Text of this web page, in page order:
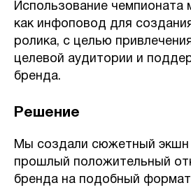
Использование чемпионата
как инфоповод для
ролика, с целью
целевой аудитории и
бренда.
Решение
Мы создали сюжетный экшн
прошлый положительный
бренда на подобный